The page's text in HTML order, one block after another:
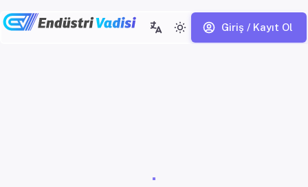
Giriş / Kayıt Ol